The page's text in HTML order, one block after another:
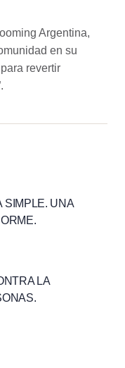
Argentina,
en su
revertir
SIMPLE. UNA
LA